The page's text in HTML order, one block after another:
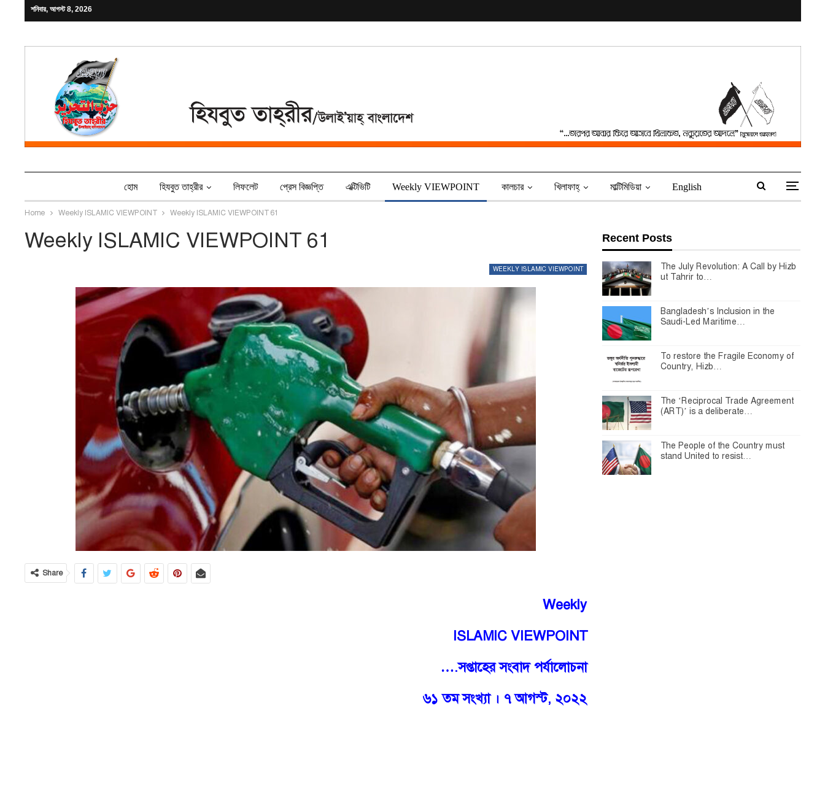
শনিবার, আগস্ট 8, 2026
হোম হিযবুত তাহ্‌রীর লিফলেট প্রেস বিজ্ঞপ্তি এক্টিভিটি Weekly VIEWPOINT কালচার খিলাফাহ্‌ মাল্টিমিডিয়া English
Home Weekly ISLAMIC VIEWPOINT Weekly ISLAMIC VIEWPOINT 61
Weekly ISLAMIC VIEWPOINT 61
WEEKLY ISLAMIC VIEWPOINT
Share
Weekly
ISLAMIC VIEWPOINT
….সপ্তাহের সংবাদ পর্যালোচনা
৬১ তম সংখ্যা । ৭ আগস্ট, ২০২২
Recent Posts
The July Revolution: A Call by Hizb
ut Tahrir to…
Bangladesh’s Inclusion in the
Saudi-Led Maritime…
To restore the Fragile Economy of
Country, Hizb…
The ‘Reciprocal Trade Agreement
(ART)’ is a deliberate…
The People of the Country must
stand United to resist…